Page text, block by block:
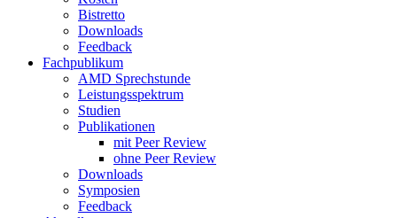
Bistretto
Downloads
Feedback
Fachpublikum
AMD Sprechstunde
Leistungsspektrum
Studien
Publikationen
mit Peer Review
ohne Peer Review
Downloads
Symposien
Feedback